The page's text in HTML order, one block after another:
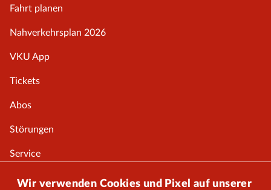
Wir verwenden Cookies und Pixel auf unserer
Fahrt planen
Nahverkehrsplan 2026
VKU App
Tickets
Abos
Störungen
Service
Onlineshop